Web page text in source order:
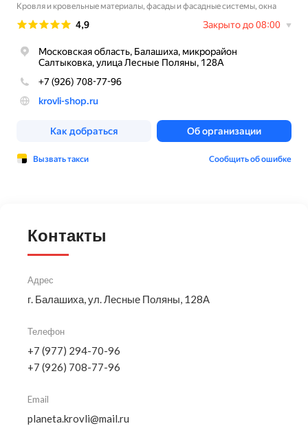
Контакты
Адрес
г. Балашиха, ул. Лесные Поляны, 128А
Телефон
+7 (977) 294-70-96
+7 (926) 708-77-96
Email
planeta.krovli@mail.ru